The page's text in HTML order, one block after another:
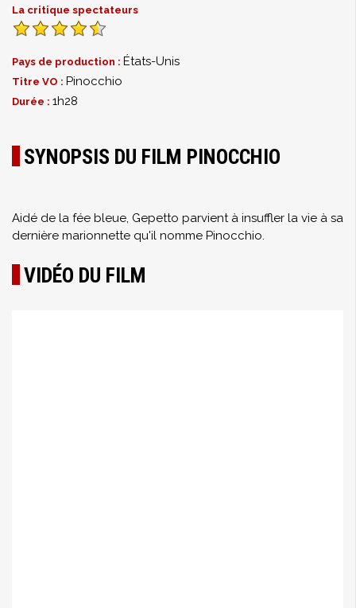
La critique spectateurs
Pays de production : États-Unis
Titre VO : Pinocchio
Durée : 1h28
SYNOPSIS DU FILM PINOCCHIO
Aidé de la fée bleue, Gepetto parvient à insuffler la vie à sa
dernière marionnette qu'il nomme Pinocchio.
VIDÉO DU FILM